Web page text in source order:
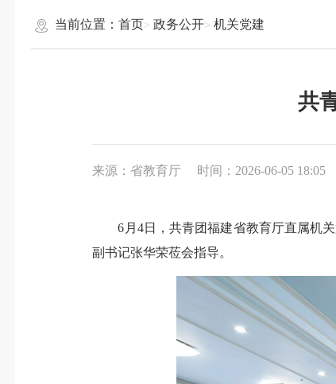
当前位置：首页 政务公开 机关党建
共
来源：省教育厅 时间：2026-06-05 18:05
6月4日，共青团福建省教育厅直属机关
副书记张华荣莅会指导。